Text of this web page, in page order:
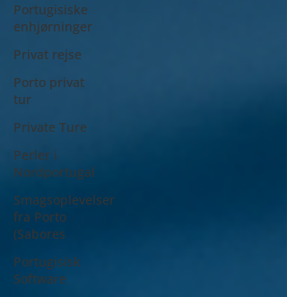
Portugisiske
enhjørninger
Privat rejse
Porto privat
tur
Private Ture
Perler i
Nordportugal
Smagsoplevelser
fra Porto
(Sabores
Portugisisk
Software